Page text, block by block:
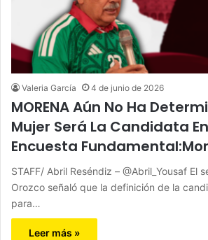
Valeria García 4 de junio de 2026
MORENA Aún No Ha
Mujer Será La Candidata
Encuesta
STAFF/ Abril Reséndiz – @Abril_Yousaf El
Orozco señaló que la definición de la
para…
Leer más »